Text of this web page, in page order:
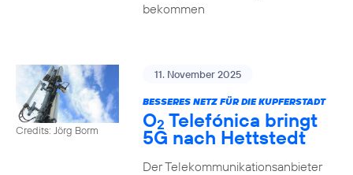
bekommen
Credits: Jörg Borm
11. November 2025
BESSERES NETZ FÜR DIE KUPFERSTADT
O2 Telefónica bringt
5G nach Hettstedt
Der Telekommunikationsanbieter